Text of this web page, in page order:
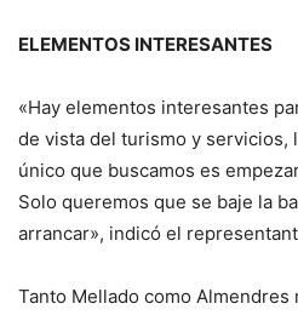
ELEMENTOS INTERESANTES
«Hay elementos interesantes
de vista del turismo y servicios,
único que buscamos es
Solo queremos que se baje la
arrancar», indicó el
Tanto Mellado como